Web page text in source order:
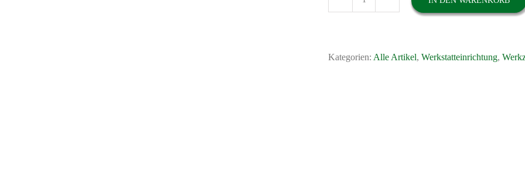
Schlagschraubeinsatz
36
Kategorien: Alle Artikel, Werkstatteinrichtung,